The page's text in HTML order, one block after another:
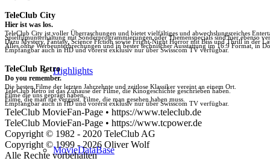
Highlights
MovieDataBase
TeleClub City
Hier ist was los.
TeleClub City ist voller Überraschungen und bietet vielfältiges und abwechslungsreiches
Spielfilmunterhaltung mit Sonderprogrammierungen oder Themenspecials sind hier ebenso
Dazu Mystery, Fantasy, Science Fiction sowie Fright-Night Horror mit Biss und Thrill in der
Alles ohne Werbeunterbrechungen und in bester technischer Ausstattung im 16:9 Format, in
Empfangbar auch in HD und vorerst exklusiv nur über Swisscom TV verfügbar.
TeleClub Retro
Do you remember.
Die besten Filme der letzten Jahrzehnte und zeitlose Klassiker vereint an einem Ort.
TeleClub Retro ist das Zuhause der Filme, die Kinogeschichte geschrieben haben.
Filme die uns geprägt haben.
Filme, die man nie vergisst. Filme, die man gesehen haben muss.
Empfangbar auch in HD und vorerst exklusiv nur über Swisscom TV verfügbar.
TeleClub MovieFan-Page • https://www.teleclub.de
TeleClub MovieFan-Page • https://www.tcpower.de
Copyright © 1982 - 2020 TeleClub AG
Copyright © 1999 - 2026 Oliver Wolf
Alle Rechte vorbehalten